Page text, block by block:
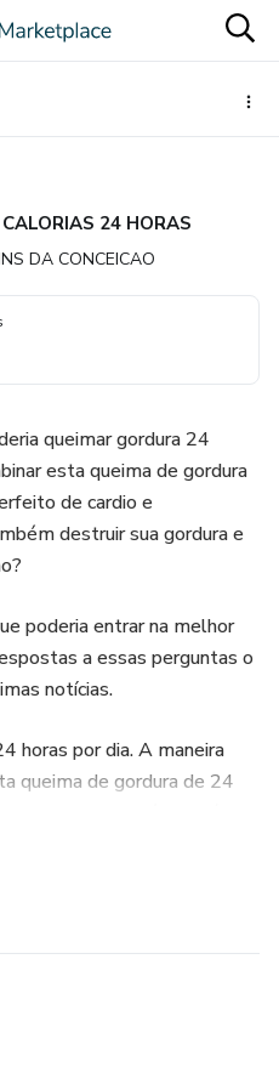
24 HORAS
DA CONCEICAO
queimar gordura 24
esta queima de gordura
de cardio e
destruir sua gordura e
poderia entrar na melhor
a essas perguntas o
notícias.
horas por dia. A maneira
queima de gordura de 24
ambas as revelações da